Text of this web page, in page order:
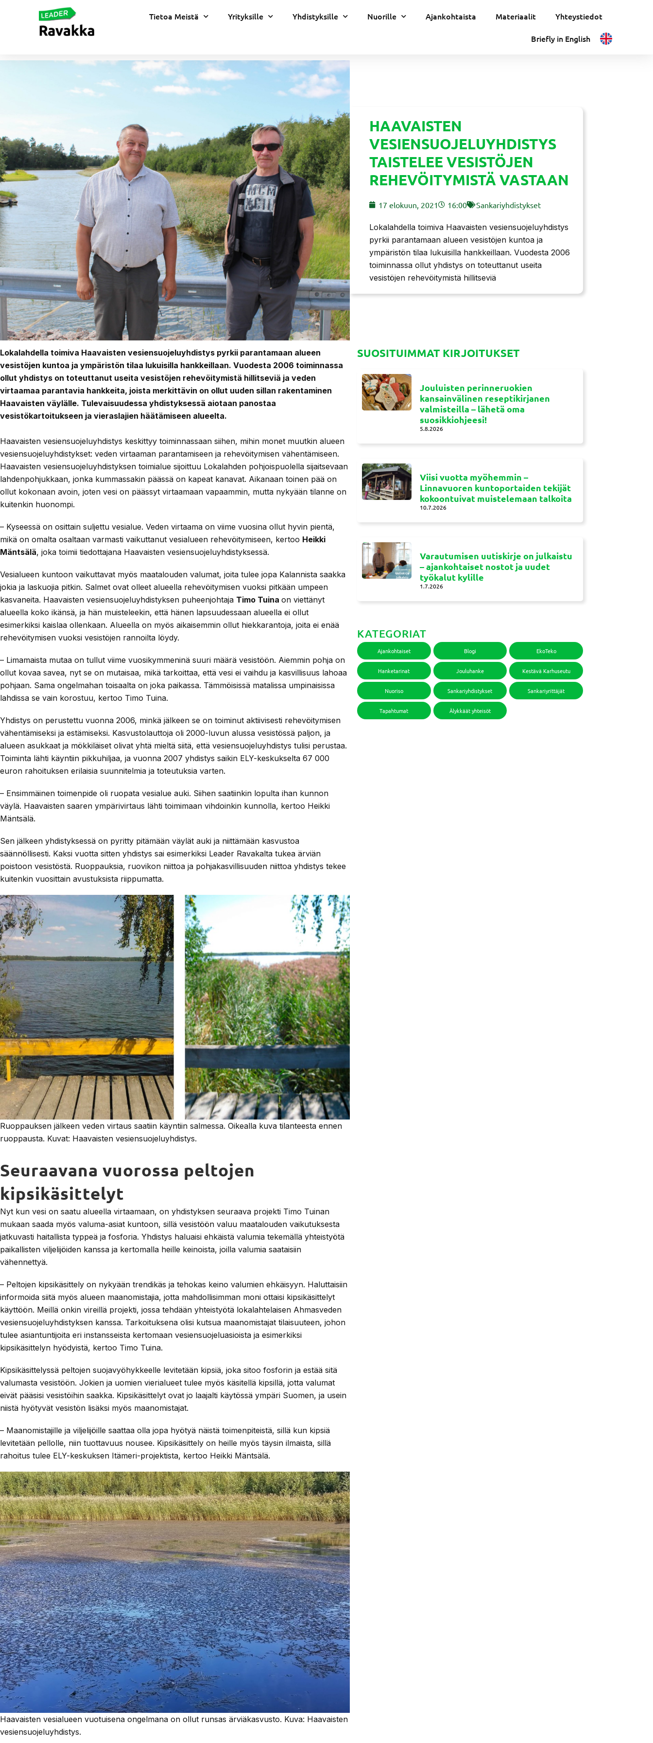
Tietoa Meistä Yrityksille Yhdistyksille Nuorille Ajankohtaista Materiaalit Yhteystiedot
Briefly in English
HAAVAISTEN
VESIENSUOJELUYHDISTYS
TAISTELEE VESISTÖJEN
REHEVÖITYMISTÄ VASTAAN
17 elokuun, 2021 16:00 Sankariyhdistykset
Lokalahdella toimiva Haavaisten vesiensuojeluyhdistys
pyrkii parantamaan alueen vesistöjen kuntoa ja
ympäristön tilaa lukuisilla hankkeillaan. Vuodesta 2006
toiminnassa ollut yhdistys on toteuttanut useita
vesistöjen rehevöitymistä hillitseviä
Lokalahdella toimiva Haavaisten vesiensuojeluyhdistys pyrkii parantamaan alueen
vesistöjen kuntoa ja ympäristön tilaa lukuisilla hankkeillaan. Vuodesta 2006 toiminnassa
ollut yhdistys on toteuttanut useita vesistöjen rehevöitymistä hillitseviä ja veden
virtaamaa parantavia hankkeita, joista merkittävin on ollut uuden sillan rakentaminen
Haavaisten väylälle. Tulevaisuudessa yhdistyksessä aiotaan panostaa
vesistökartoitukseen ja vieraslajien häätämiseen alueelta.
Haavaisten vesiensuojeluyhdistys keskittyy toiminnassaan siihen, mihin monet muutkin alueen
vesiensuojeluyhdistykset: veden virtaaman parantamiseen ja rehevöitymisen vähentämiseen.
Haavaisten vesiensuojeluyhdistyksen toimialue sijoittuu Lokalahden pohjoispuolella sijaitsevaan
lahdenpohjukkaan, jonka kummassakin päässä on kapeat kanavat. Aikanaan toinen pää on
ollut kokonaan avoin, joten vesi on päässyt virtaamaan vapaammin, mutta nykyään tilanne on
kuitenkin huonompi.
– Kyseessä on osittain suljettu vesialue. Veden virtaama on viime vuosina ollut hyvin pientä,
mikä on omalta osaltaan varmasti vaikuttanut vesialueen rehevöitymiseen, kertoo Heikki
Mäntsälä, joka toimii tiedottajana Haavaisten vesiensuojeluyhdistyksessä.
Vesialueen kuntoon vaikuttavat myös maatalouden valumat, joita tulee jopa Kalannista saakka
jokia ja laskuojia pitkin. Salmet ovat olleet alueella rehevöitymisen vuoksi pitkään umpeen
kasvaneita. Haavaisten vesiensuojeluyhdistyksen puheenjohtaja Timo Tuina on viettänyt
alueella koko ikänsä, ja hän muisteleekin, että hänen lapsuudessaan alueella ei ollut
esimerkiksi kaislaa ollenkaan. Alueella on myös aikaisemmin ollut hiekkarantoja, joita ei enää
rehevöitymisen vuoksi vesistöjen rannoilta löydy.
– Limamaista mutaa on tullut viime vuosikymmeninä suuri määrä vesistöön. Aiemmin pohja on
ollut kovaa savea, nyt se on mutaisaa, mikä tarkoittaa, että vesi ei vaihdu ja kasvillisuus lahoaa
pohjaan. Sama ongelmahan toisaalta on joka paikassa. Tämmöisissä matalissa umpinaisissa
lahdissa se vain korostuu, kertoo Timo Tuina.
Yhdistys on perustettu vuonna 2006, minkä jälkeen se on toiminut aktiivisesti rehevöitymisen
vähentämiseksi ja estämiseksi. Kasvustolauttoja oli 2000-luvun alussa vesistössä paljon, ja
alueen asukkaat ja mökkiläiset olivat yhtä mieltä siitä, että vesiensuojeluyhdistys tulisi perustaa.
Toiminta lähti käyntiin pikkuhiljaa, ja vuonna 2007 yhdistys saikin ELY-keskukselta 67 000
euron rahoituksen erilaisia suunnitelmia ja toteutuksia varten.
– Ensimmäinen toimenpide oli ruopata vesialue auki. Siihen saatiinkin lopulta ihan kunnon
väylä. Haavaisten saaren ympärivirtaus lähti toimimaan vihdoinkin kunnolla, kertoo Heikki
Mäntsälä.
Sen jälkeen yhdistyksessä on pyritty pitämään väylät auki ja niittämään kasvustoa
säännöllisesti. Kaksi vuotta sitten yhdistys sai esimerkiksi Leader Ravakalta tukea ärviän
poistoon vesistöstä. Ruoppauksia, ruovikon niittoa ja pohjakasvillisuuden niittoa yhdistys tekee
kuitenkin vuosittain avustuksista riippumatta.
Ruoppauksen jälkeen veden virtaus saatiin käyntiin salmessa. Oikealla kuva tilanteesta ennen
ruoppausta. Kuvat: Haavaisten vesiensuojeluyhdistys.
Seuraavana vuorossa peltojen
kipsikäsittelyt
Nyt kun vesi on saatu alueella virtaamaan, on yhdistyksen seuraava projekti Timo Tuinan
mukaan saada myös valuma-asiat kuntoon, sillä vesistöön valuu maatalouden vaikutuksesta
jatkuvasti haitallista typpeä ja fosforia. Yhdistys haluaisi ehkäistä valumia tekemällä yhteistyötä
paikallisten viljelijöiden kanssa ja kertomalla heille keinoista, joilla valumia saataisiin
vähennettyä.
– Peltojen kipsikäsittely on nykyään trendikäs ja tehokas keino valumien ehkäisyyn. Haluttaisiin
informoida siitä myös alueen maanomistajia, jotta mahdollisimman moni ottaisi kipsikäsittelyt
käyttöön. Meillä onkin vireillä projekti, jossa tehdään yhteistyötä lokalahtelaisen Ahmasveden
vesiensuojeluyhdistyksen kanssa. Tarkoituksena olisi kutsua maanomistajat tilaisuuteen, johon
tulee asiantuntijoita eri instansseista kertomaan vesiensuojeluasioista ja esimerkiksi
kipsikäsittelyn hyödyistä, kertoo Timo Tuina.
Kipsikäsittelyssä peltojen suojavyöhykkeelle levitetään kipsiä, joka sitoo fosforin ja estää sitä
valumasta vesistöön. Jokien ja uomien vierialueet tulee myös käsitellä kipsillä, jotta valumat
eivät pääsisi vesistöihin saakka. Kipsikäsittelyt ovat jo laajalti käytössä ympäri Suomen, ja usein
niistä hyötyvät vesistön lisäksi myös maanomistajat.
– Maanomistajille ja viljelijöille saattaa olla jopa hyötyä näistä toimenpiteistä, sillä kun kipsiä
levitetään pellolle, niin tuottavuus nousee. Kipsikäsittely on heille myös täysin ilmaista, sillä
rahoitus tulee ELY-keskuksen Itämeri-projektista, kertoo Heikki Mäntsälä.
Haavaisten vesialueen vuotuisena ongelmana on ollut runsas ärviäkasvusto. Kuva: Haavaisten
vesiensuojeluyhdistys.
SUOSITUIMMAT KIRJOITUKSET
Jouluisten perinneruokien
kansainvälinen reseptikirjanen
valmisteilla – lähetä oma
suosikkiohjeesi!
5.8.2026
Viisi vuotta myöhemmin –
Linnavuoren kuntoportaiden tekijät
kokoontuivat muistelemaan talkoita
10.7.2026
Varautumisen uutiskirje on julkaistu
– ajankohtaiset nostot ja uudet
työkalut kylille
1.7.2026
KATEGORIAT
Ajankohtaiset Blogi EkoTeko
Hanketarinat Jouluhanke Kestävä Karhuseutu
Nuoriso Sankariyhdistykset Sankariyrittäjät
Tapahtumat Älykkäät yhteisöt